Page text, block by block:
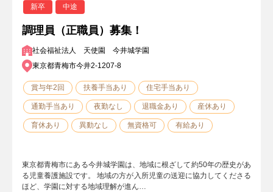
新卒 中途
調理員（正職員）募集！
社会福祉法人 天使園 今井城学園
東京都青梅市今井2-1207-8
賞与年2回 扶養手当あり 住宅手当あり
通勤手当あり 夜勤なし 退職金あり 産休あり
育休あり 異動なし 無資格可 有給あり
東京都青梅市にある今井城学園は、地域に根ざして約50年の歴史があ
る児童養護施設です。 地域の方が入所児童の送迎に協力してくださる
ほど、学園に対する地域理解が進ん…